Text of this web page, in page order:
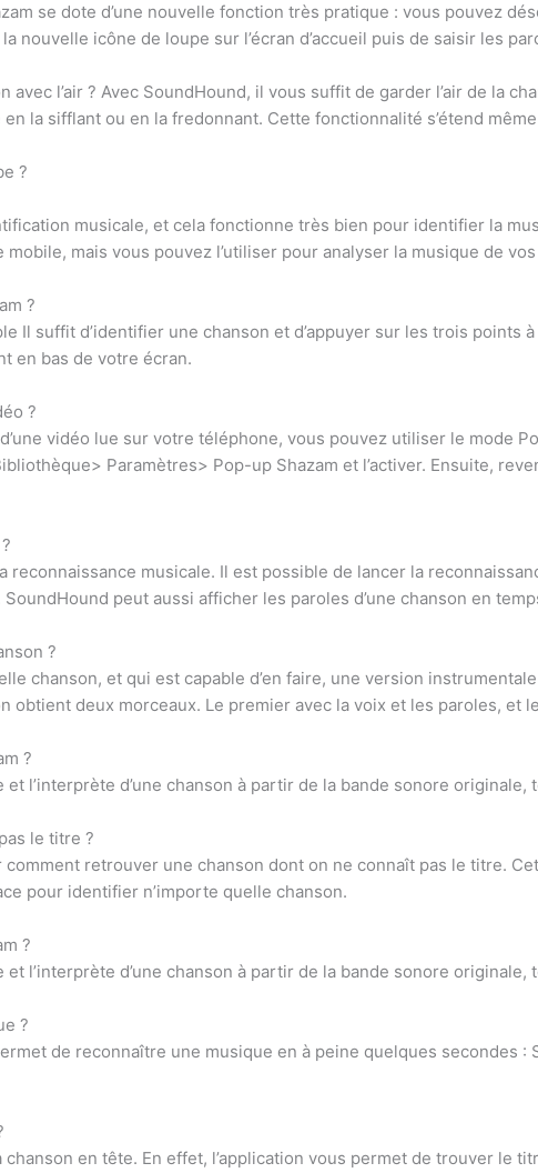
se dote d’une nouvelle fonction très pratique : vous pouvez
nouvelle icône de loupe sur l’écran d’accueil puis de saisir les
l’air ? Avec SoundHound, il vous suffit de garder l’air de la
la sifflant ou en la fredonnant. Cette fonctionnalité s’étend
?
musicale, et cela fonctionne très bien pour identifier la
mais vous pouvez l’utiliser pour analyser la musique de
?
Il suffit d’identifier une chanson et d’appuyer sur les trois points
en bas de votre écran.
?
vidéo lue sur votre téléphone, vous pouvez utiliser le mode
Paramètres> Pop-up Shazam et l’activer. Ensuite,
reconnaissance musicale. Il est possible de lancer la
peut aussi afficher les paroles d’une chanson en
?
chanson, et qui est capable d’en faire, une version
obtient deux morceaux. Le premier avec la voix et les paroles, et
?
l’interprète d’une chanson à partir de la bande sonore originale,
le titre ?
comment retrouver une chanson dont on ne connaît pas le titre.
pour identifier n’importe quelle chanson.
?
l’interprète d’une chanson à partir de la bande sonore originale,
?
de reconnaître une musique en à peine quelques secondes :
en tête. En effet, l’application vous permet de trouver le